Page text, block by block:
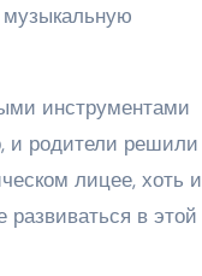
музыкальную
инструментами
и родители решили
лицее, хоть и
развиваться в этой